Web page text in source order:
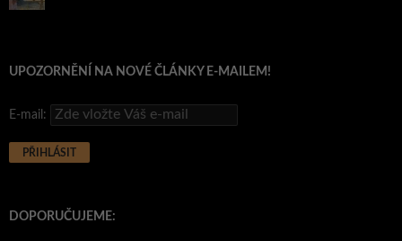
UPOZORNĚNÍ NA NOVÉ ČLÁNKY E-MAILEM!
E-mail:
DOPORUČUJEME: